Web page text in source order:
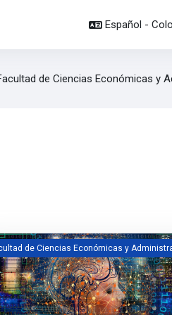
Español -
de Ciencias Económicas y
página
Profesional 4: Estrategia de
de Ciencias Económicas y